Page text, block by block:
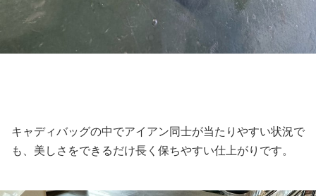
キャディバッグの中でアイアン同士が当たりやすい状況で
も、美しさをできるだけ長く保ちやすい仕上がりです。